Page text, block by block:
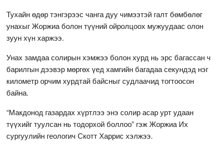
Тухайн өдөр тэнгэрээс чанга дуу чимээтэй галт бөмбөлөг
унахыг Жоржиа болон түүний ойролцоох мужуудаас олон
зуун хүн харжээ.
Унах замдаа солирын хэмжээ болон хурд нь эрс багассан ч
барилгын дээвэр мөргөх үед хамгийн багадаа секундэд нэг
километр орчим хурдтай байсныг судлаачид тогтоосон
байна.
“Макдонод газардах хүртлээ энэ солир асар урт удаан
түүхийг туулсан нь тодорхой боллоо” гэж Жоржиа Их
сургуулийн геологич Скотт Харрис хэлжээ.